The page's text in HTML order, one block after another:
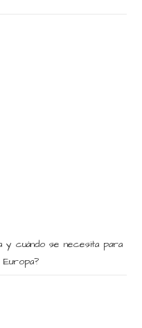
y cuándo se necesita para